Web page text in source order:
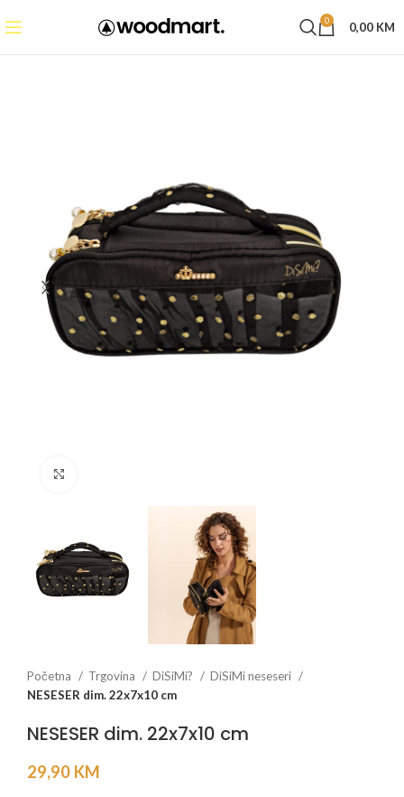
0 0,00 KM
Početna Trgovina DiSiMi?
DiSiMi neseseri
NESESER dim. 22x7x10 cm
NESESER dim. 22x7x10 cm
29,90 KM